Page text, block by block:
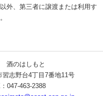
外、第三者に譲渡または利用す
酒のはしもと
志野台4丁目7番地11号
047-463-2388